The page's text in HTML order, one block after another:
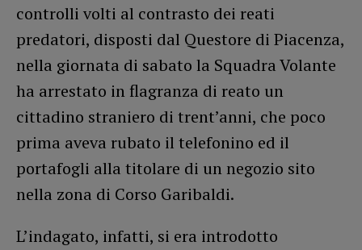
controlli volti al contrasto dei reati
predatori, disposti dal Questore di Piacenza,
nella giornata di sabato la Squadra Volante
ha arrestato in flagranza di reato un
cittadino straniero di trent’anni, che poco
prima aveva rubato il telefonino ed il
portafogli alla titolare di un negozio sito
nella zona di Corso Garibaldi.
L’indagato, infatti, si era introdotto